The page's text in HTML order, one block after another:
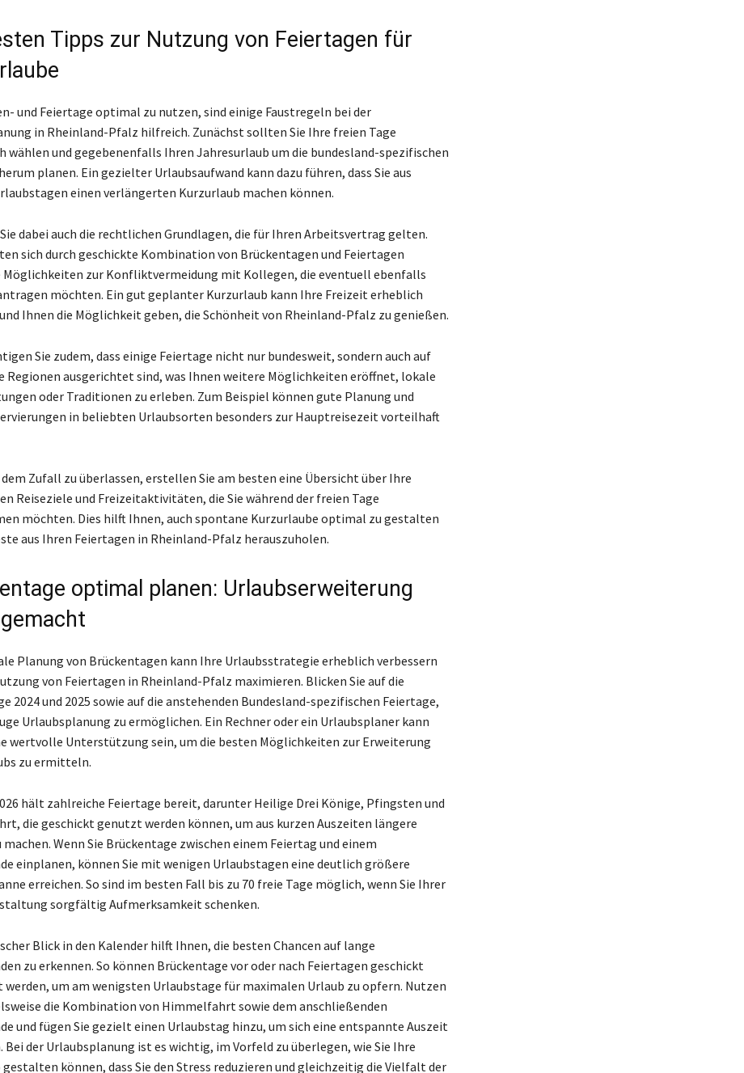
Tipps zur Nutzung von Feiertagen für
und Feiertage optimal zu nutzen, sind einige Faustregeln bei der
in Rheinland-Pfalz hilfreich. Zunächst sollten Sie Ihre freien Tage
wählen und gegebenenfalls Ihren Jahresurlaub um die bundesland-spezifischen
planen. Ein gezielter Urlaubsaufwand kann dazu führen, dass Sie aus
einen verlängerten Kurzurlaub machen können.
dabei auch die rechtlichen Grundlagen, die für Ihren Arbeitsvertrag gelten.
sich durch geschickte Kombination von Brückentagen und Feiertagen
Möglichkeiten zur Konfliktvermeidung mit Kollegen, die eventuell ebenfalls
möchten. Ein gut geplanter Kurzurlaub kann Ihre Freizeit erheblich
Ihnen die Möglichkeit geben, die Schönheit von Rheinland-Pfalz zu genießen.
Sie zudem, dass einige Feiertage nicht nur bundesweit, sondern auch auf
Regionen ausgerichtet sind, was Ihnen weitere Möglichkeiten eröffnet, lokale
oder Traditionen zu erleben. Zum Beispiel können gute Planung und
in beliebten Urlaubsorten besonders zur Hauptreisezeit vorteilhaft
Zufall zu überlassen, erstellen Sie am besten eine Übersicht über Ihre
Reiseziele und Freizeitaktivitäten, die Sie während der freien Tage
möchten. Dies hilft Ihnen, auch spontane Kurzurlaube optimal zu gestalten
aus Ihren Feiertagen in Rheinland-Pfalz herauszuholen.
optimal planen: Urlaubserweiterung
Planung von Brückentagen kann Ihre Urlaubsstrategie erheblich verbessern
von Feiertagen in Rheinland-Pfalz maximieren. Blicken Sie auf die
2024 und 2025 sowie auf die anstehenden Bundesland-spezifischen Feiertage,
Urlaubsplanung zu ermöglichen. Ein Rechner oder ein Urlaubsplaner kann
wertvolle Unterstützung sein, um die besten Möglichkeiten zur Erweiterung
zu ermitteln.
hält zahlreiche Feiertage bereit, darunter Heilige Drei Könige, Pfingsten und
die geschickt genutzt werden können, um aus kurzen Auszeiten längere
machen. Wenn Sie Brückentage zwischen einem Feiertag und einem
einplanen, können Sie mit wenigen Urlaubstagen eine deutlich größere
erreichen. So sind im besten Fall bis zu 70 freie Tage möglich, wenn Sie Ihrer
sorgfältig Aufmerksamkeit schenken.
Blick in den Kalender hilft Ihnen, die besten Chancen auf lange
zu erkennen. So können Brückentage vor oder nach Feiertagen geschickt
um am wenigsten Urlaubstage für maximalen Urlaub zu opfern. Nutzen
die Kombination von Himmelfahrt sowie dem anschließenden
und fügen Sie gezielt einen Urlaubstag hinzu, um sich eine entspannte Auszeit
Bei der Urlaubsplanung ist es wichtig, im Vorfeld zu überlegen, wie Sie Ihre
können, dass Sie den Stress reduzieren und gleichzeitig die Vielfalt der